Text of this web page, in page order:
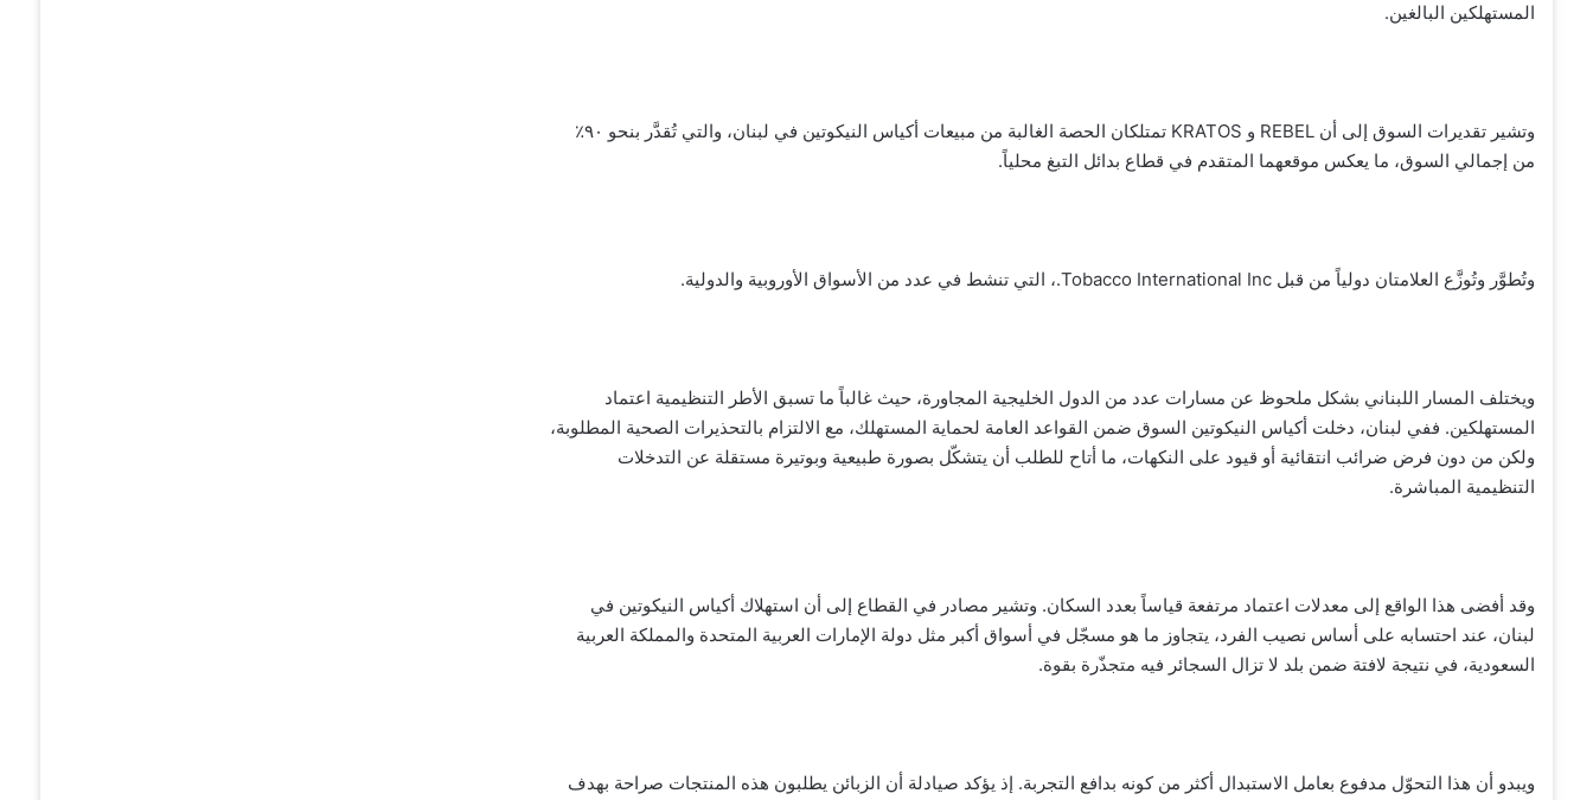
المستهلكين البالغين.
وتشير تقديرات السوق إلى أن REBEL و KRATOS تمتلكان الحصة الغالبة من مبيعات أكياس النيكوتين في لبنان، والتي تُقدَّر بنحو ٩٠٪؜
من إجمالي السوق، ما يعكس موقعهما المتقدم في قطاع بدائل التبغ محلياً.
وتُطوَّر وتُوزَّع العلامتان دولياً من قبل Tobacco International Inc.، التي تنشط في عدد من الأسواق الأوروبية والدولية.
ويختلف المسار اللبناني بشكل ملحوظ عن مسارات عدد من الدول الخليجية المجاورة، حيث غالباً ما تسبق الأطر التنظيمية اعتماد
المستهلكين. ففي لبنان، دخلت أكياس النيكوتين السوق ضمن القواعد العامة لحماية المستهلك، مع الالتزام بالتحذيرات الصحية المطلوبة،
ولكن من دون فرض ضرائب انتقائية أو قيود على النكهات، ما أتاح للطلب أن يتشكّل بصورة طبيعية وبوتيرة مستقلة عن التدخلات
التنظيمية المباشرة.
وقد أفضى هذا الواقع إلى معدلات اعتماد مرتفعة قياساً بعدد السكان. وتشير مصادر في القطاع إلى أن استهلاك أكياس النيكوتين في
لبنان، عند احتسابه على أساس نصيب الفرد، يتجاوز ما هو مسجّل في أسواق أكبر مثل دولة الإمارات العربية المتحدة والمملكة العربية
السعودية، في نتيجة لافتة ضمن بلد لا تزال السجائر فيه متجذّرة بقوة.
ويبدو أن هذا التحوّل مدفوع بعامل الاستبدال أكثر من كونه بدافع التجربة. إذ يؤكد صيادلة أن الزبائن يطلبون هذه المنتجات صراحة بهدف